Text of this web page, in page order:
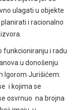
ulagati u objekte
i racionalno
funkcioniranju i radu
u donošenju
Igorom Jurišićem.
i kojima se
osvrnuo na brojna